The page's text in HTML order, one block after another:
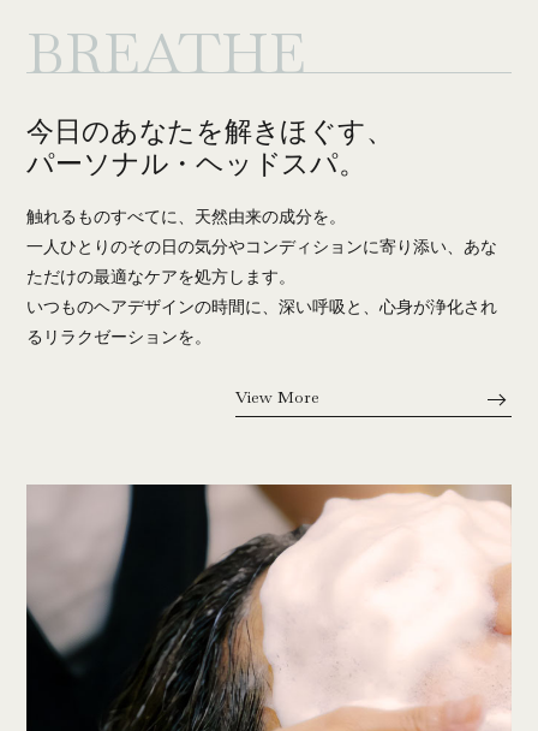
BREATHE
今日のあなたを解きほぐす、
パーソナル・ヘッドスパ。
触れるものすべてに、天然由来の成分を。
一人ひとりのその日の気分やコンディションに寄り添い、あな
ただけの最適なケアを処方します。
いつものヘアデザインの時間に、深い呼吸と、心身が浄化され
るリラクゼーションを。
View More